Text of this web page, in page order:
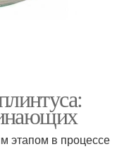
этапом в процессе